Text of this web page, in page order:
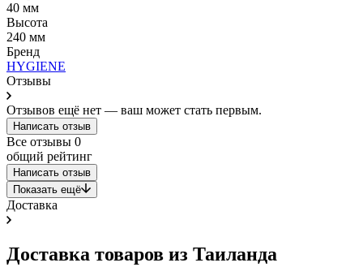
40 мм
Высота
240 мм
Бренд
HYGIENE
Отзывы
Отзывов ещё нет — ваш может стать первым.
Написать отзыв
Все отзывы 0
общий рейтинг
Написать отзыв
Показать ещё
Доставка
Доставка товаров из Таиланда